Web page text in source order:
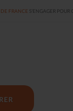
FRANCE S'ENGAGER POUR